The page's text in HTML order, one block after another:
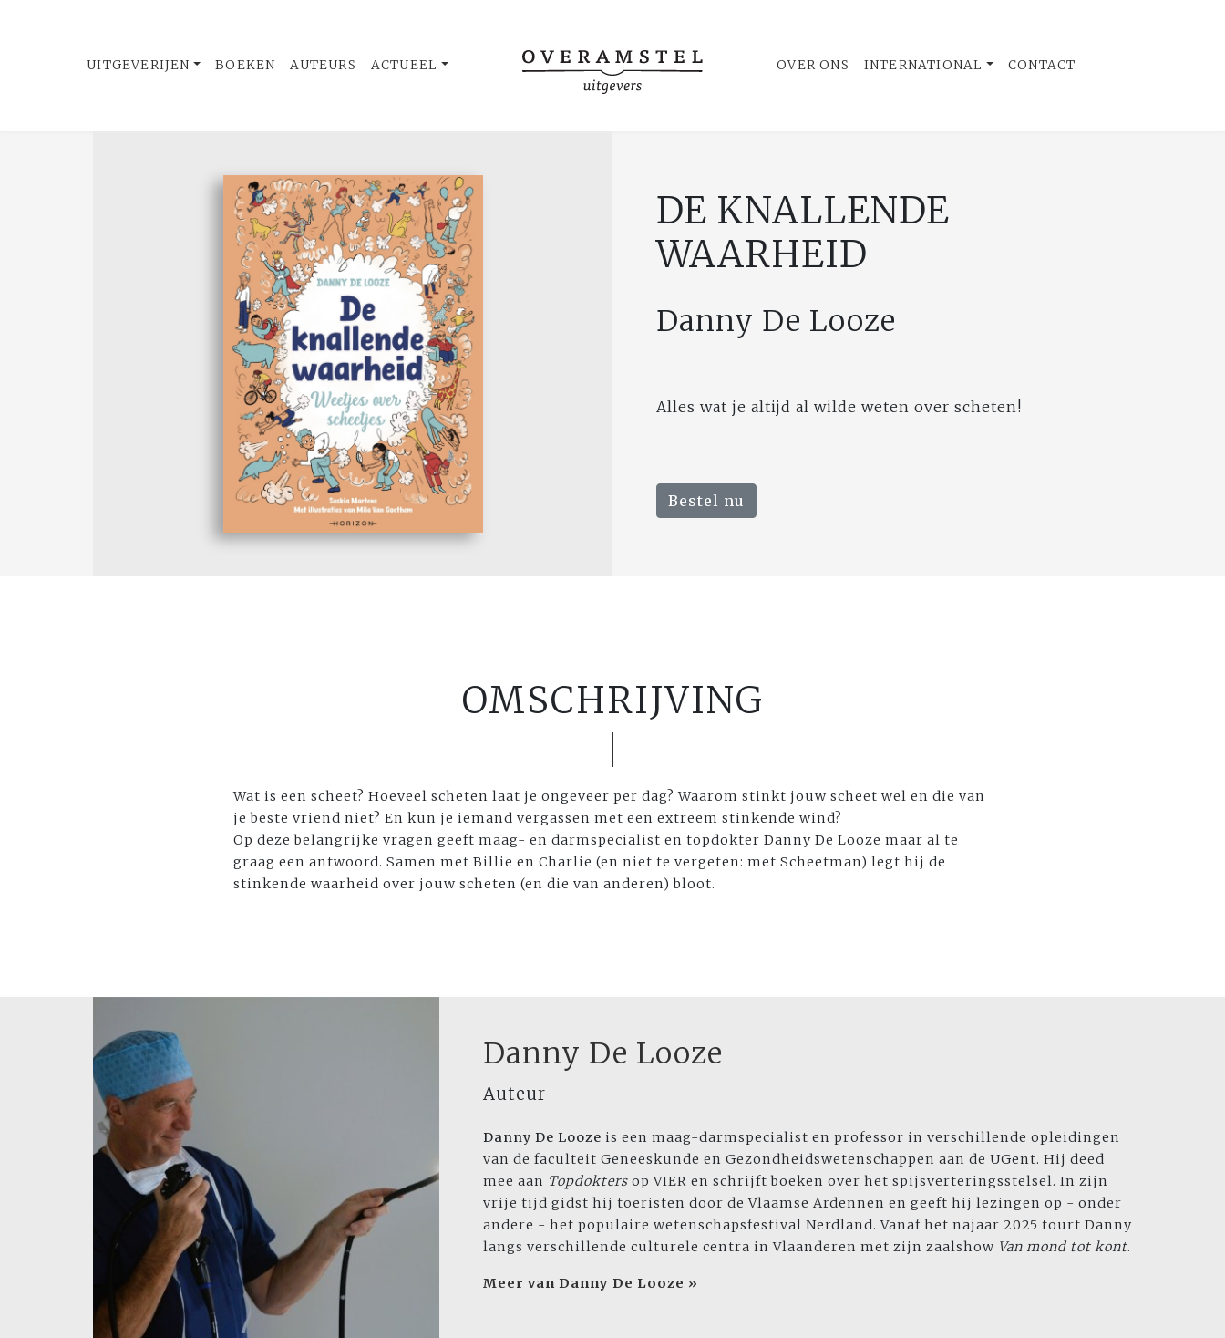
UITGEVERIJEN BOEKEN AUTEURS ACTUEEL OVER ONS INTERNATIONAL CONTACT
DE KNALLENDE
WAARHEID
Danny De Looze
Alles wat je altijd al wilde weten over scheten!
Bestel nu
OMSCHRIJVING
Wat is een scheet? Hoeveel scheten laat je ongeveer per dag? Waarom stinkt jouw scheet wel en die van
je beste vriend niet? En kun je iemand vergassen met een extreem stinkende wind?
Op deze belangrijke vragen geeft maag- en darmspecialist en topdokter Danny De Looze maar al te
graag een antwoord. Samen met Billie en Charlie (en niet te vergeten: met Scheetman) legt hij de
stinkende waarheid over jouw scheten (en die van anderen) bloot.
Danny De Looze
Auteur
Danny De Looze is een maag-darmspecialist en professor in verschillende opleidingen
van de faculteit Geneeskunde en Gezondheidswetenschappen aan de UGent. Hij deed
mee aan Topdokters op VIER en schrijft boeken over het spijsverteringsstelsel. In zijn
vrije tijd gidst hij toeristen door de Vlaamse Ardennen en geeft hij lezingen op - onder
andere - het populaire wetenschapsfestival Nerdland. Vanaf het najaar 2025 tourt Danny
langs verschillende culturele centra in Vlaanderen met zijn zaalshow Van mond tot kont.
Meer van Danny De Looze »